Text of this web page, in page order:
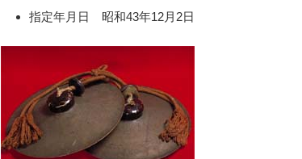
指定年月日 昭和43年12月2日